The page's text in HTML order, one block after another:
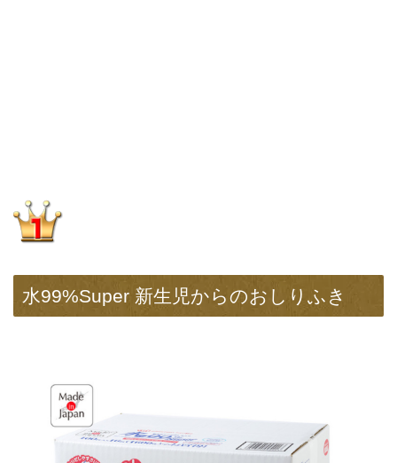
水99%Super 新生児からのおしりふき